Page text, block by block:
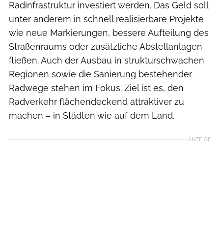
Radinfrastruktur investiert werden. Das Geld soll
unter anderem in schnell realisierbare Projekte
wie neue Markierungen, bessere Aufteilung des
Straßenraums oder zusätzliche Abstellanlagen
fließen. Auch der Ausbau in strukturschwachen
Regionen sowie die Sanierung bestehender
Radwege stehen im Fokus. Ziel ist es, den
Radverkehr flächendeckend attraktiver zu
machen – in Städten wie auf dem Land.
ANZEIGE